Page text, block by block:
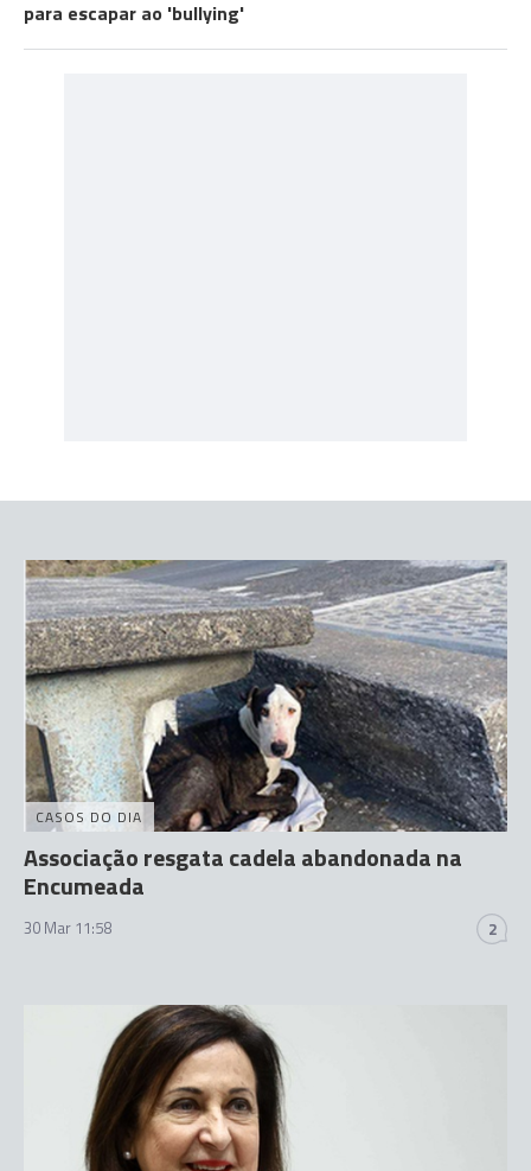
para escapar ao 'bullying'
CASOS DO DIA
Associação resgata cadela abandonada na
Encumeada
30 Mar 11:58 2